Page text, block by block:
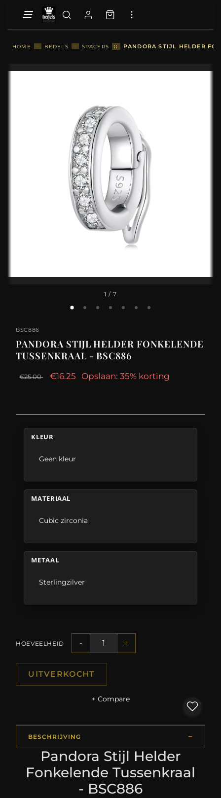
HOME :: BEDELS :: SPACERS :: PANDORA STIJL HELDER
1 / 7
BSC886
PANDORA STIJL HELDER FONKELENDE
TUSSENKRAAL - BSC886
€25.00 €16.25 Opslaan: 35% korting
KLEUR
Geen kleur
MATERIAAL
Cubic zirconia
METAAL
Sterlingzilver
HOEVEELHEID - +
UITVERKOCHT
+ Compare
BESCHRIJVING
Pandora Stijl Helder
Fonkelende Tussenkraal
- BSC886